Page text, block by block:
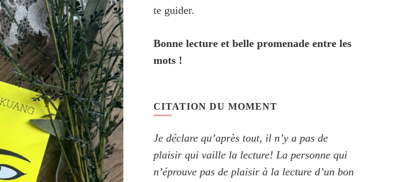
te guider.
Bonne lecture et belle promenade entre les
mots !
CITATION DU MOMENT
Je déclare qu’après tout, il n’y a pas de
plaisir qui vaille la lecture! La personne qui
n’éprouve pas de plaisir à la lecture d’un bon